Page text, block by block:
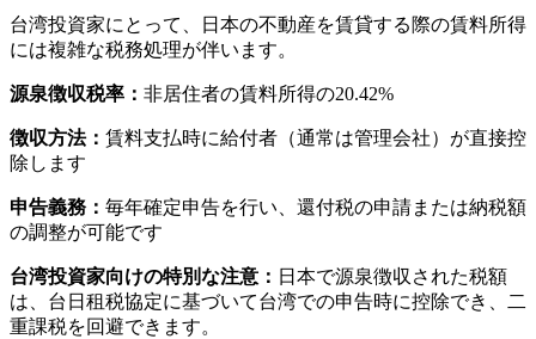
台湾投資家にとって、日本の不動産を賃貸する際の賃料所得
には複雑な税務処理が伴います。
源泉徴収税率： 非居住者の賃料所得の20.42%
徴収方法： 賃料支払時に給付者（通常は管理会社）が直接控
除します
申告義務： 毎年確定申告を行い、還付税の申請または納税額
の調整が可能です
台湾投資家向けの特別な注意： 日本で源泉徴収された税額
は、台日租税協定に基づいて台湾での申告時に控除でき、二
重課税を回避できます。